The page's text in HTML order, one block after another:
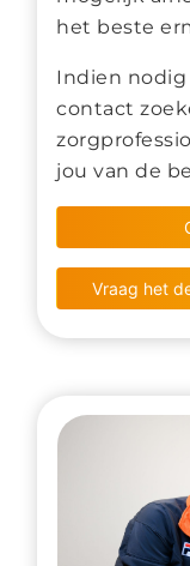
het beste
Indien nodig
contact
jou van de
Vraag het